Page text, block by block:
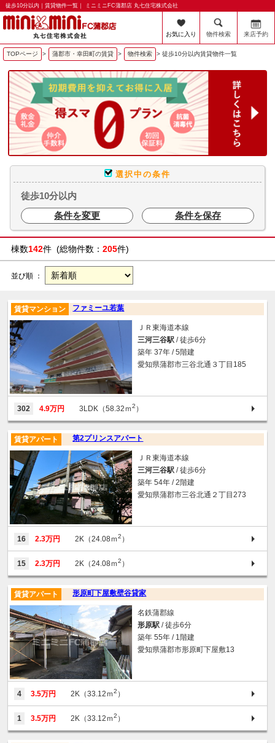
徒歩10分以内｜賃貸物件一覧｜ ミニミニFC蒲郡店 丸七住宅株式会社
お気に入り 物件検索 来店予約
TOPページ > 蒲郡市・幸田町の賃貸 > 物件検索 > 徒歩10分以内賃貸物件一覧
選択中の条件
徒歩10分以内
条件を変更
条件を保存
棟数142件 (総物件数： 205件)
並び順 ：
ファミーユ若葉
賃貸マンション
ＪＲ東海道本線
三河三谷駅 / 徒歩6分
築年 37年 / 5階建
愛知県蒲郡市三谷北通３丁目185
302 4.9万円 3LDK（58.32ｍ2 ）
第2プリンスアパート
賃貸アパート
ＪＲ東海道本線
三河三谷駅 / 徒歩6分
築年 54年 / 2階建
愛知県蒲郡市三谷北通２丁目273
16 2.3万円 2K（24.08ｍ2 ）
15 2.3万円 2K（24.08ｍ2 ）
形原町下屋敷壁谷貸家
賃貸アパート
名鉄蒲郡線
形原駅 / 徒歩6分
築年 55年 / 1階建
愛知県蒲郡市形原町下屋敷13
4 3.5万円 2K（33.12ｍ2 ）
1 3.5万円 2K（33.12ｍ2 ）